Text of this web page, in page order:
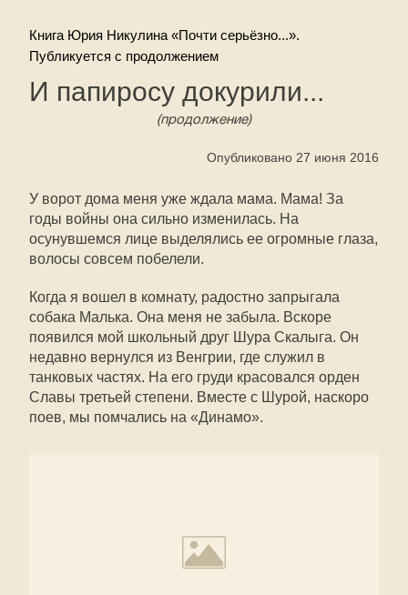
Книга Юрия Никулина «Почти серьёзно...».
Публикуется с продолжением
И папиросу докурили...
(продолжение)
Опубликовано 27 июня 2016
У ворот дома меня уже ждала мама. Мама! За
годы войны она сильно изменилась. На
осунувшемся лице выделялись ее огромные глаза,
волосы совсем побелели.
Когда я вошел в комнату, радостно запрыгала
собака Малька. Она меня не забыла. Вскоре
появился мой школьный друг Шура Скалыга. Он
недавно вернулся из Венгрии, где служил в
танковых частях. На его груди красовался орден
Славы третьей степени. Вместе с Шурой, наскоро
поев, мы помчались на «Динамо».